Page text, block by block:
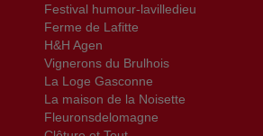
Festival humour-lavilledieu
Ferme de Lafitte
H&H Agen
Vignerons du Brulhois
La Loge Gasconne
La maison de la Noisette
Fleuronsdelomagne